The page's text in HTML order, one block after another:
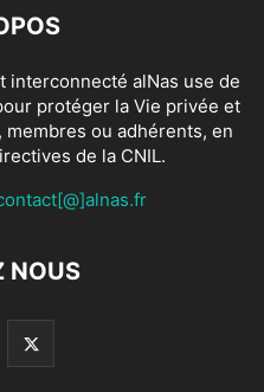
interconnecté alNas use de
protéger la Vie privée et
ou adhérents, en
de la CNIL.
NOUS